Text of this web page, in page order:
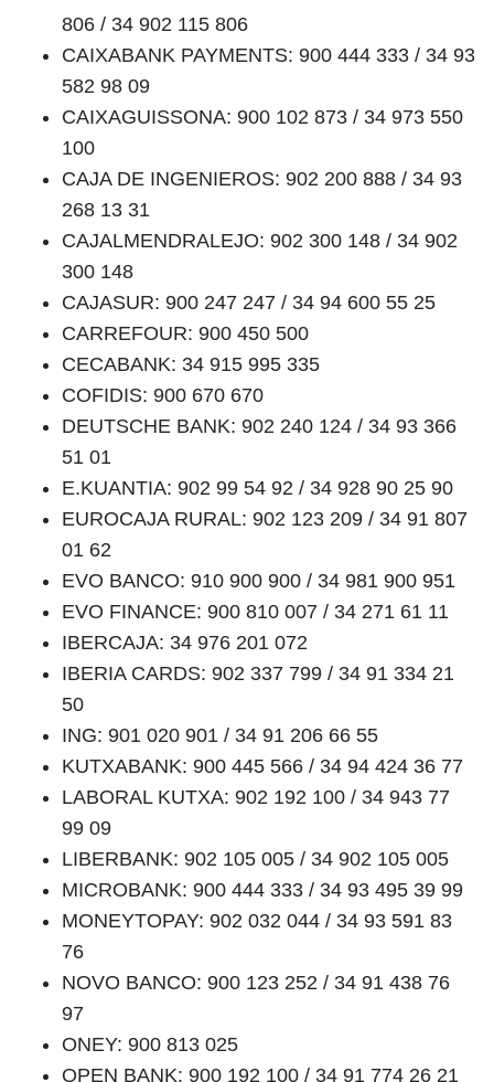
806 / 34 902 115 806
CAIXABANK PAYMENTS: 900 444 333 / 34 93
582 98 09
CAIXAGUISSONA: 900 102 873 / 34 973 550
100
CAJA DE INGENIEROS: 902 200 888 / 34 93
268 13 31
CAJALMENDRALEJO: 902 300 148 / 34 902
300 148
CAJASUR: 900 247 247 / 34 94 600 55 25
CARREFOUR: 900 450 500
CECABANK: 34 915 995 335
COFIDIS: 900 670 670
DEUTSCHE BANK: 902 240 124 / 34 93 366
51 01
E.KUANTIA: 902 99 54 92 / 34 928 90 25 90
EUROCAJA RURAL: 902 123 209 / 34 91 807
01 62
EVO BANCO: 910 900 900 / 34 981 900 951
EVO FINANCE: 900 810 007 / 34 271 61 11
IBERCAJA: 34 976 201 072
IBERIA CARDS: 902 337 799 / 34 91 334 21
50
ING: 901 020 901 / 34 91 206 66 55
KUTXABANK: 900 445 566 / 34 94 424 36 77
LABORAL KUTXA: 902 192 100 / 34 943 77
99 09
LIBERBANK: 902 105 005 / 34 902 105 005
MICROBANK: 900 444 333 / 34 93 495 39 99
MONEYTOPAY: 902 032 044 / 34 93 591 83
76
NOVO BANCO: 900 123 252 / 34 91 438 76
97
ONEY: 900 813 025
OPEN BANK: 900 192 100 / 34 91 774 26 21